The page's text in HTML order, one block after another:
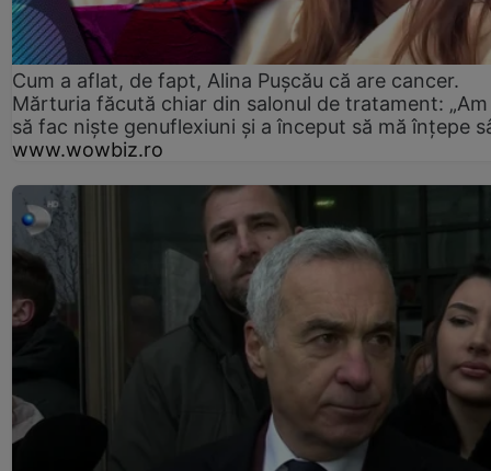
Cum a aflat, de fapt, Alina Pușcău că are cancer.
Mărturia făcută chiar din salonul de tratament:
să fac niște genuflexiuni și a început să mă înțepe
www.wowbiz.ro